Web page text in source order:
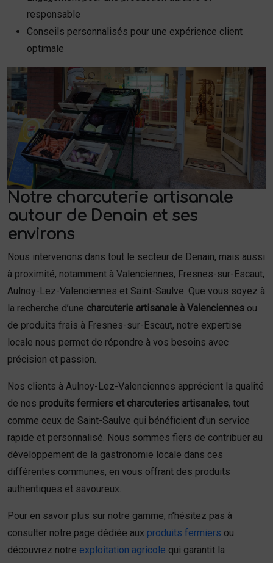
responsable
Conseils personnalisés pour une expérience client
optimale
Notre charcuterie artisanale
autour de Denain et ses
environs
Nous intervenons dans tout le secteur de Denain, mais aussi
à proximité, notamment à Valenciennes, Fresnes-sur-Escaut,
Aulnoy-Lez-Valenciennes et Saint-Saulve. Que vous soyez à
la recherche d’une charcuterie artisanale à Valenciennes ou
de produits frais à Fresnes-sur-Escaut, notre expertise
locale nous permet de répondre à vos besoins avec
précision et passion.
Nos clients à Aulnoy-Lez-Valenciennes apprécient la qualité
de nos produits fermiers et charcuteries artisanales, tout
comme ceux de Saint-Saulve qui bénéficient d’un service
rapide et personnalisé. Nous sommes fiers de contribuer au
développement de la gastronomie locale dans ces
différentes communes, en vous offrant des produits
authentiques et savoureux.
Pour en savoir plus sur notre gamme, n’hésitez pas à
consulter notre page dédiée aux produits fermiers ou
découvrez notre exploitation agricole qui garantit la